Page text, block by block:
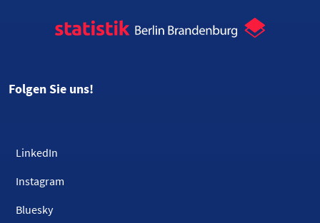
Folgen Sie uns!
LinkedIn
Instagram
Bluesky